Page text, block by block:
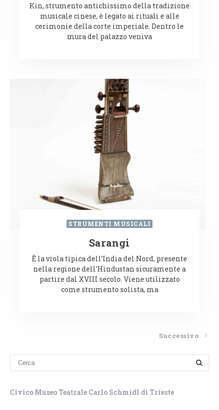
Kin, strumento antichissimo della tradizione
musicale cinese, è legato ai rituali e alle
cerimonie della corte imperiale. Dentro le
mura del palazzo veniva
STRUMENTI MUSICALI
Sarangi
È la viola tipica dell’India del Nord, presente
nella regione dell’Hindustan sicuramente a
partire dal XVIII secolo. Viene utilizzato
come strumento solista, ma
Successivo
Civico Museo Teatrale Carlo Schmidl di Trieste